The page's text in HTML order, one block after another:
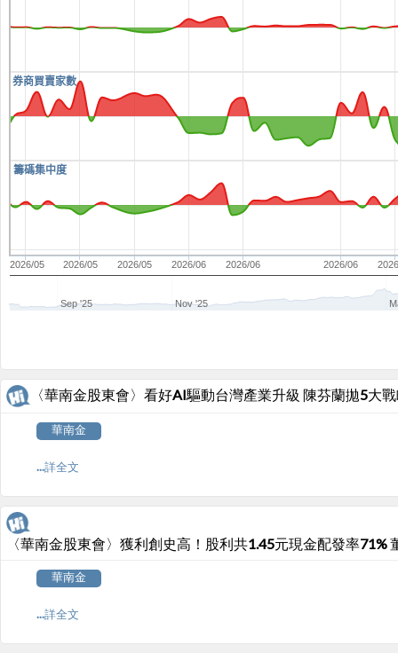
券商買賣家數
籌碼集中度
2026/05 2026/05 2026/05 2026/06 2026/06 2026/06
Sep '25 Nov '25
〈華南金股東會〉看好AI驅動台灣產業升級 陳芬蘭拋5大
華南金
...詳全文
〈華南金股東會〉獲利創史高！股利共1.45元現金配發率71%
華南金
...詳全文